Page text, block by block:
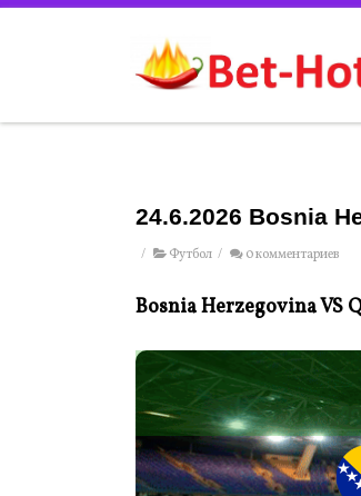
24.6.2026 Bosnia
/ Футбол / 0 комментариев
Bosnia Herzegovina VS